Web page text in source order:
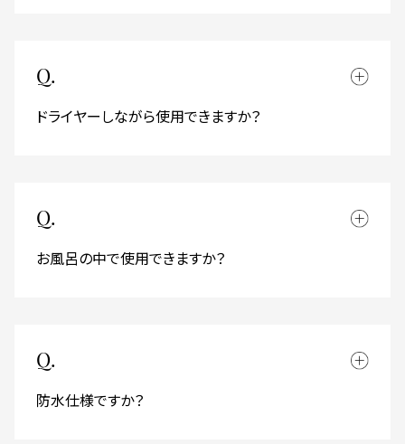
Q.
ドライヤーしながら使用できますか？
Q.
お風呂の中で使用できますか？
Q.
防水仕様ですか？